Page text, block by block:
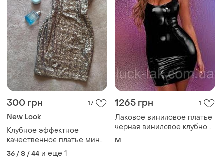
300 грн 17
New Look
Клубное эффектное
качественное платье мини
на одно плечо в мелкую
матовую пайетку
36 / S / 44 и еще 1
1265 грн 1
Лаковое виниловое платье
черная виниловое клубное
платье26анс
M